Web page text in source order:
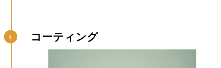
コーティング